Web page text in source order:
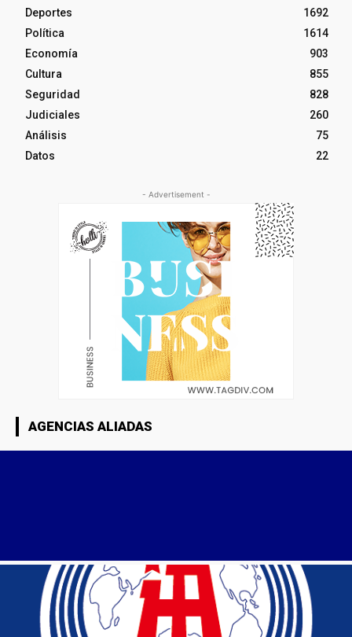
Deportes
1692
Política
1614
Economía
903
Cultura
855
Seguridad
828
Judiciales
260
Análisis
75
Datos
22
- Advertisement -
AGENCIAS ALIADAS